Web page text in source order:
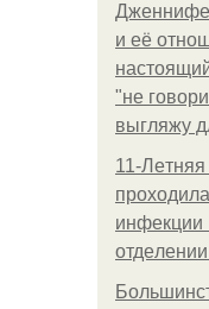
и её
"не
выгляжу
11-
инфeкции